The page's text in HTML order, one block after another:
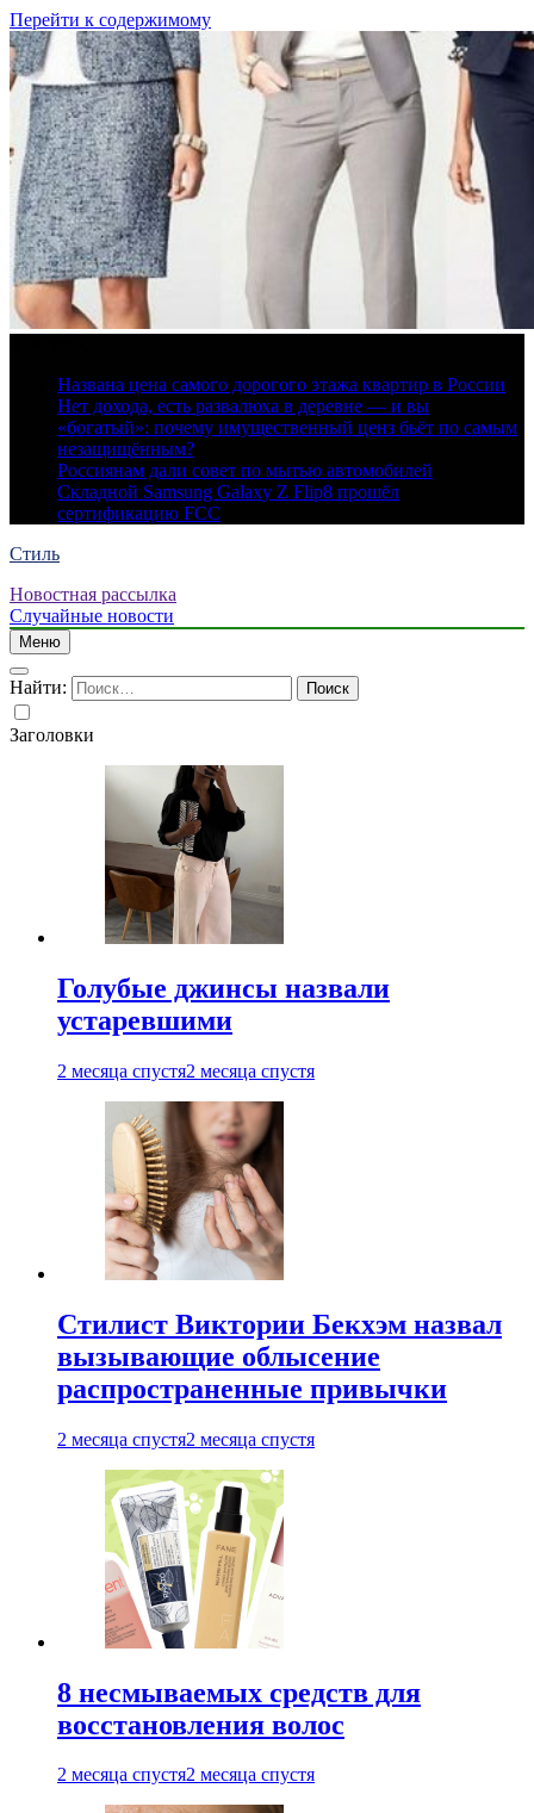
Перейти к содержимому
Названа цена самого дорогого этажа квартир в России
Нет дохода, есть развалюха в деревне — и вы
«богатый»: почему имущественный ценз бьёт по самым
незащищённым?
Россиянам дали совет по мытью автомобилей
Складной Samsung Galaxy Z Flip8 прошёл
сертификацию FCC
Стиль
Новостная рассылка
Случайные новости
Меню
Найти:
Заголовки
Голубые джинсы назвали
устаревшими
2 месяца спустя2 месяца спустя
Стилист Виктории Бекхэм назвал
вызывающие облысение
распространенные привычки
2 месяца спустя2 месяца спустя
8 несмываемых средств для
восстановления волос
2 месяца спустя2 месяца спустя